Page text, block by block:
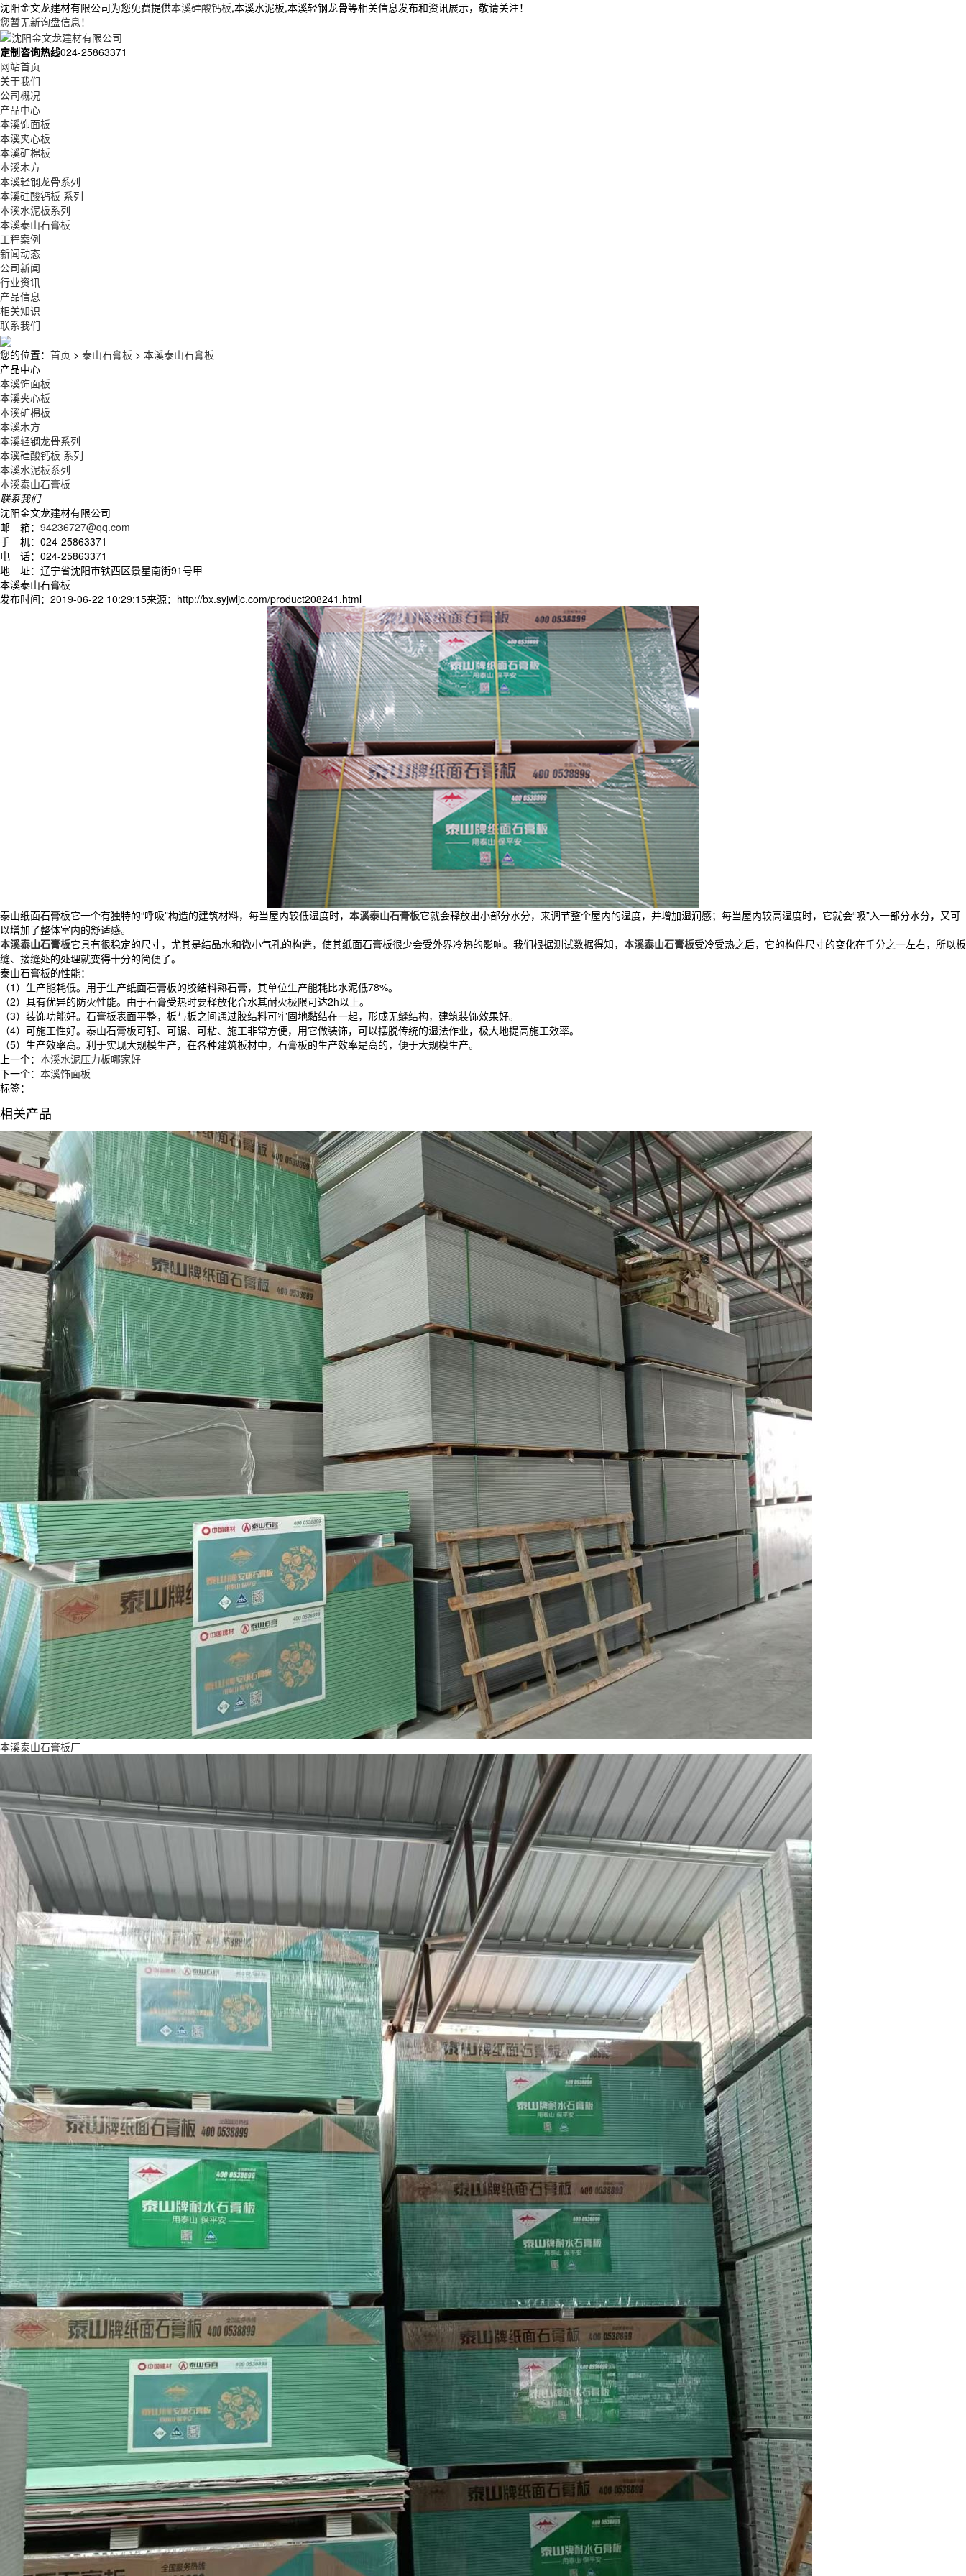
沈阳金文龙建材有限公司为您免费提供本溪硅酸钙板,本溪水泥板,本溪轻钢龙骨等相关信息发布和资讯展示，敬请关注！
您暂无新询盘信息！
定制咨询热线024-25863371
网站首页
关于我们
公司概况
产品中心
本溪饰面板
本溪夹心板
本溪矿棉板
本溪木方
本溪轻钢龙骨系列
本溪硅酸钙板 系列
本溪水泥板系列
本溪泰山石膏板
工程案例
新闻动态
公司新闻
行业资讯
产品信息
相关知识
联系我们
您的位置： 首页 > 泰山石膏板 > 本溪泰山石膏板
产品中心
本溪饰面板
本溪夹心板
本溪矿棉板
本溪木方
本溪轻钢龙骨系列
本溪硅酸钙板 系列
本溪水泥板系列
本溪泰山石膏板
联系我们
沈阳金文龙建材有限公司
邮 箱： 94236727@qq.com
手 机：024-25863371
电 话：024-25863371
地 址：辽宁省沈阳市铁西区景星南街91号甲
本溪泰山石膏板
发布时间：2019-06-22 10:29:15来源：http://bx.syjwljc.com/product208241.html
泰山纸面石膏板它一个有独特的“呼吸”构造的建筑材料，每当屋内较低湿度时， 本溪泰山石膏板它就会释放出小部分水分，来调节整个屋内的湿度，并增加湿润感；每当屋内较高湿度时，它就会“吸”入一部分水分，又可
以增加了整体室内的舒适感。
本溪泰山石膏板它具有很稳定的尺寸，尤其是结晶水和微小气孔的构造，使其纸面石膏板很少会受外界冷热的影响。我们根据测试数据得知， 本溪泰山石膏板受冷受热之后，它的构件尺寸的变化在千分之一左右，所以板
缝、接缝处的处理就变得十分的简便了。
泰山石膏板的性能：
（1）生产能耗低。用于生产纸面石膏板的胶结料熟石膏，其单位生产能耗比水泥低78%。
（2）具有优异的防火性能。由于石膏受热时要释放化合水其耐火极限可达2h以上。
（3）装饰功能好。石膏板表面平整，板与板之间通过胶结料可牢固地黏结在一起，形成无缝结构，建筑装饰效果好。
（4）可施工性好。泰山石膏板可钉、可锯、可粘、施工非常方便，用它做装饰，可以摆脱传统的湿法作业，极大地提高施工效率。
（5）生产效率高。利于实现大规模生产，在各种建筑板材中，石膏板的生产效率是高的，便于大规模生产。
上一个： 本溪水泥压力板哪家好
下一个： 本溪饰面板
标签：
相关产品
本溪泰山石膏板厂